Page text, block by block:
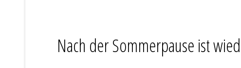
Nach der Sommerpause ist